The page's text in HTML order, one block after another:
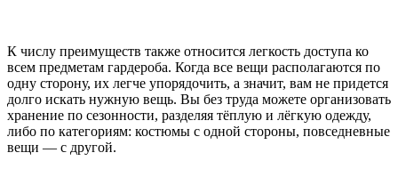
К числу преимуществ также относится легкость доступа ко
всем предметам гардероба. Когда все вещи располагаются по
одну сторону, их легче упорядочить, а значит, вам не придется
долго искать нужную вещь. Вы без труда можете организовать
хранение по сезонности, разделяя тёплую и лёгкую одежду,
либо по категориям: костюмы с одной стороны, повседневные
вещи — с другой.